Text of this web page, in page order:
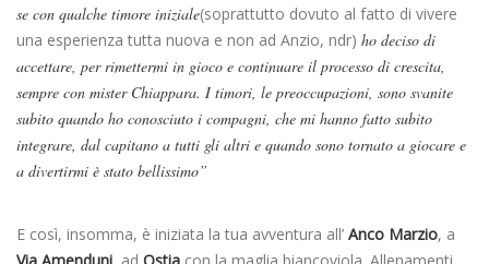
se con qualche timore iniziale(soprattutto dovuto al fatto di vivere
una esperienza tutta nuova e non ad Anzio, ndr) ho deciso di
accettare, per rimettermi in gioco e continuare il processo di crescita,
sempre con mister Chiappara. I timori, le preoccupazioni, sono svanite
subito quando ho conosciuto i compagni, che mi hanno fatto subito
integrare, dal capitano a tutti gli altri e quando sono tornato a giocare e
a divertirmi è stato bellissimo”
E così, insomma, è iniziata la tua avventura all’ Anco Marzio, a